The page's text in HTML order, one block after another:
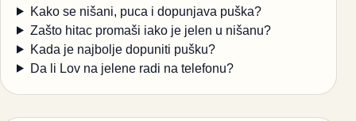
Kako se nišani, puca i dopunjava puška?
Zašto hitac promaši iako je jelen u nišanu?
Kada je najbolje dopuniti pušku?
Da li Lov na jelene radi na telefonu?